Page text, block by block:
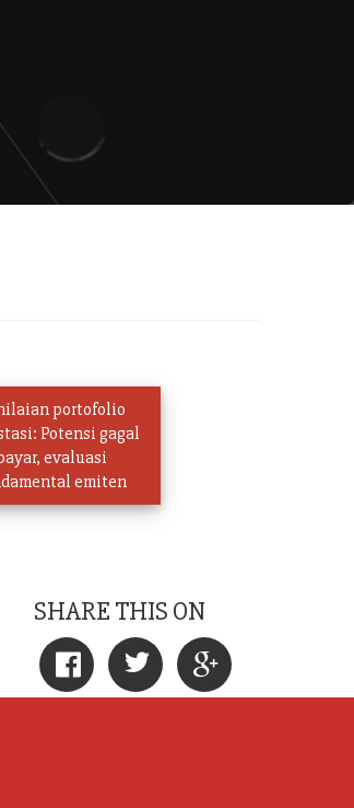
portofolio
Potensi gagal
evaluasi
emiten
SHARE THIS ON